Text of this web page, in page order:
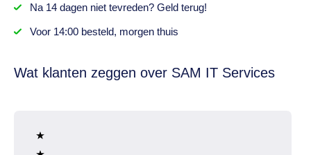
Na 14 dagenniet tevreden? Geld terug!
Voor 14:00 besteld, morgen thuis
Wat klanten zeggen over SAM IT Services